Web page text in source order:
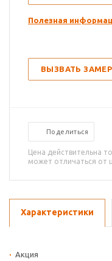
Полезная
ВЫЗВАТЬ
Поделиться
Цена действительна
может отличаться от
Характеристики
Акция